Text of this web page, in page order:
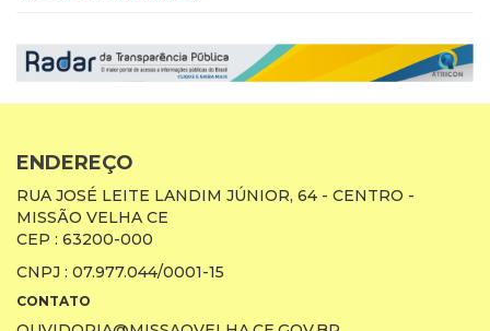
ENDEREÇO
RUA JOSÉ LEITE LANDIM JÚNIOR, 64 - CENTRO -
MISSÃO VELHA CE
CEP : 63200-000
CNPJ : 07.977.044/0001-15
CONTATO